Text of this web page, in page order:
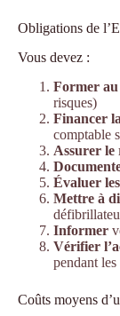
Obligations de
Vous devez :
Former au
risques)
Financer
comptable
Assurer le
Évaluer
Mettre à
Informer
Vérifier
pendant
Coûts moyens